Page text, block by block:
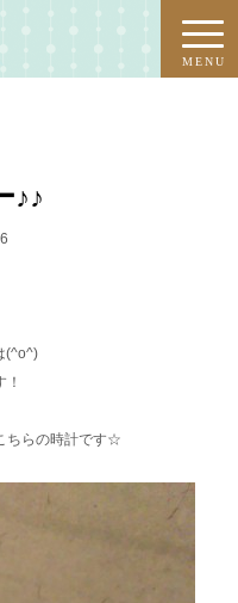
MENU
♪♪
(^o^)
！
ちらの時計です☆